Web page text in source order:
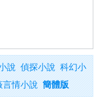
說 偵探小說 科幻小
言情小說 簡體版